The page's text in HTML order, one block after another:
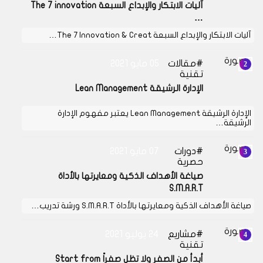
آليات الابتكار والإبداع السبعة The 7 innovation
…
آليات الابتكار والإبداع السبعة The 7 Innovation & Creat…
مقالات
تقنية
الإدارة الرشيقة Lean Management
الإدارة الرشيقة Lean Management يعتبر مفهوم الإدارة
الرشيقة…
دورات
حصرية
صياغة الأهداف الذكية ومعايرتها بالأداة
S.M.A.R.T
صياغة الأهداف الذكية ومعايرتها بالأداة S.M.A.R.T ورشة تدريب…
مشاريع
تقنية
أبدأ من الصفر ولا تظل صفراً Start from